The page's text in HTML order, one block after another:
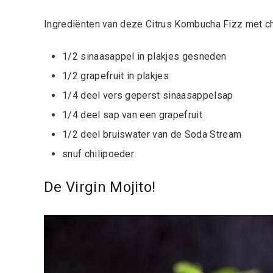
Ingrediënten van dezeCitrus Kombucha Fizz met
1/2 sinaasappel in plakjes gesneden
1/2 grapefruit in plakjes
1/4 deel vers geperst sinaasappelsap
1/4 deel sap van een grapefruit
1/2 deel bruiswater van de Soda Stream
snuf chilipoeder
De Virgin Mojito!